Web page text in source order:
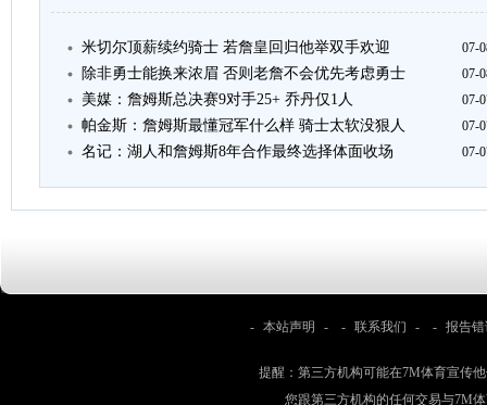
米切尔顶薪续约骑士 若詹皇回归他举双手欢迎 07-
除非勇士能换来浓眉 否则老詹不会优先考虑勇士 07-
美媒：詹姆斯总决赛9对手25+ 乔丹仅1人 07-
帕金斯：詹姆斯最懂冠军什么样 骑士太软没狠人 07-
名记：湖人和詹姆斯8年合作最终选择体面收场 07-
- 本站声明 - - 联系我们 - - 报告
提醒：第三方机构可能在7M体育宣传
您跟第三方机构的任何交易与7M